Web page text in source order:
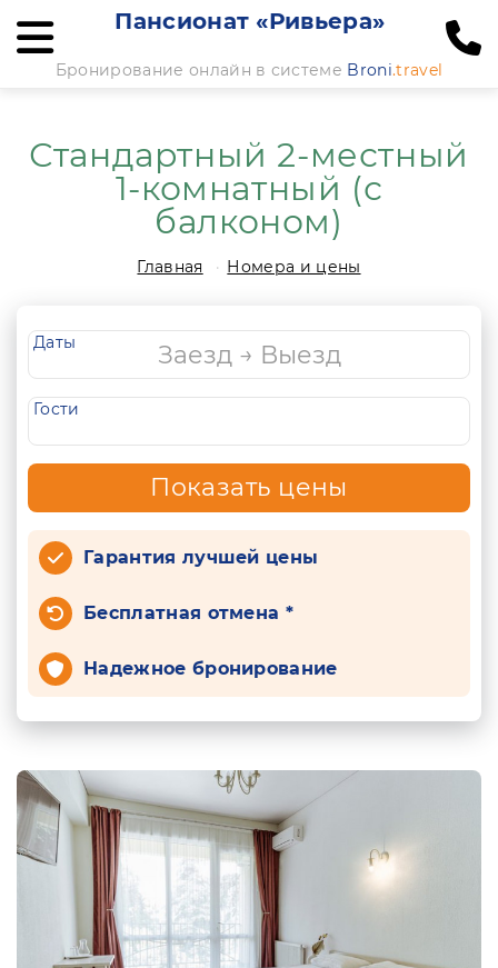
Пансионат «Ривьера»
Бронирование онлайн в системе Broni.travel
Стандартный 2-местный
1-комнатный (с
балконом)
Главная Номера и цены
Даты
Гости
Показать цены
Гарантия лучшей цены
Бесплатная отмена *
Надежное бронирование